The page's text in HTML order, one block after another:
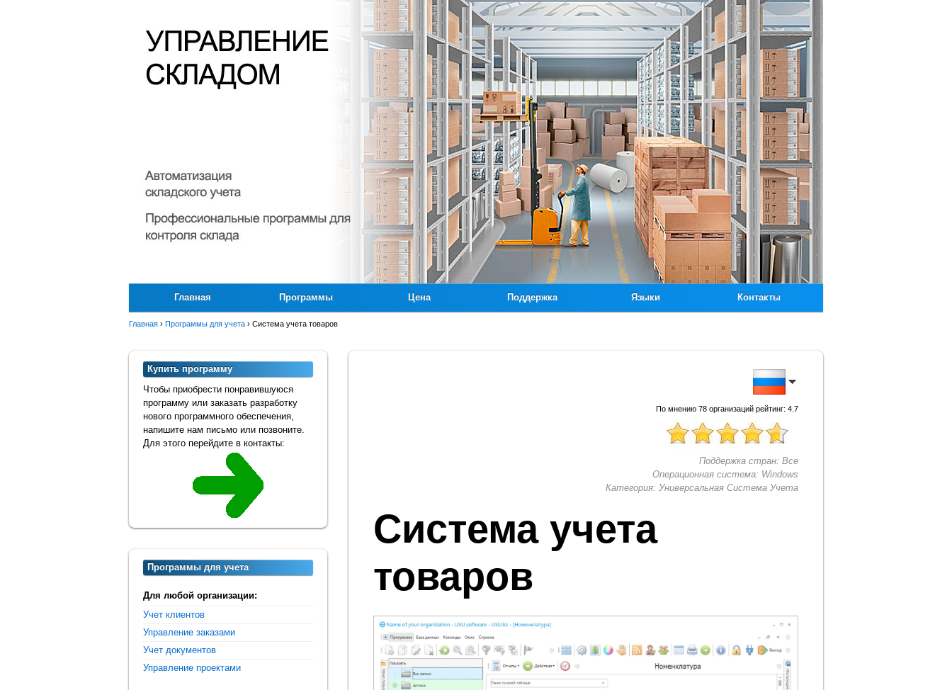
Главная Программы Цена Поддержка Языки Контакты
Главная › Программы для учета › Система учета товаров
По мнению 78 организаций рейтинг: 4.7
Поддержка стран: Все
Операционная система: Windows
Категория: Универсальная Система Учета
Система учета
товаров
Купить программу
Чтобы приобрести понравившуюся
программу или заказать разработку
нового программного обеспечения,
напишите нам письмо или позвоните.
Для этого перейдите в контакты:
Программы для учета
Для любой организации:
Учет клиентов
Управление заказами
Учет документов
Управление проектами